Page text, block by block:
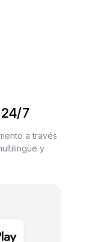
7
a través
y